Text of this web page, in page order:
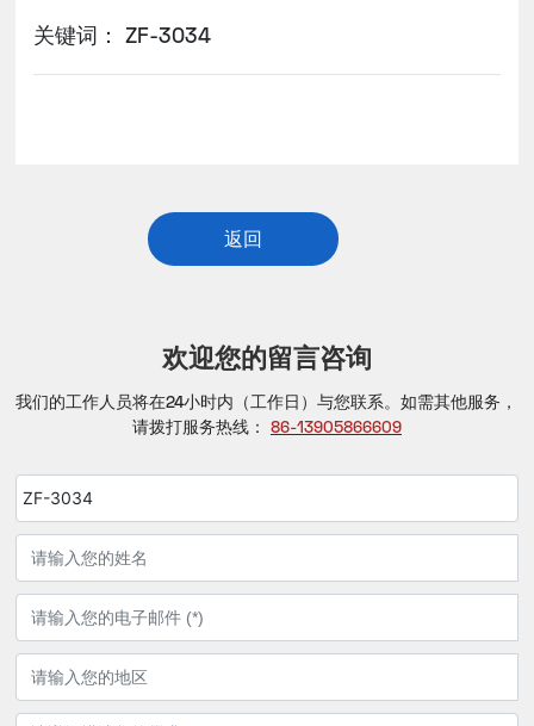
关键词： ZF-3034
返回
欢迎您的留言咨询
我们的工作人员将在24小时内（工作日）与您联系。如需其他服务，
请拨打服务热线： 86-13905866609
ZF-3034